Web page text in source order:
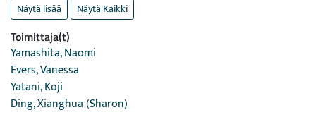
Näytä lisää Näytä Kaikki
Toimittaja(t)
Yamashita, Naomi
Evers, Vanessa
Yatani, Koji
Ding, Xianghua (Sharon)